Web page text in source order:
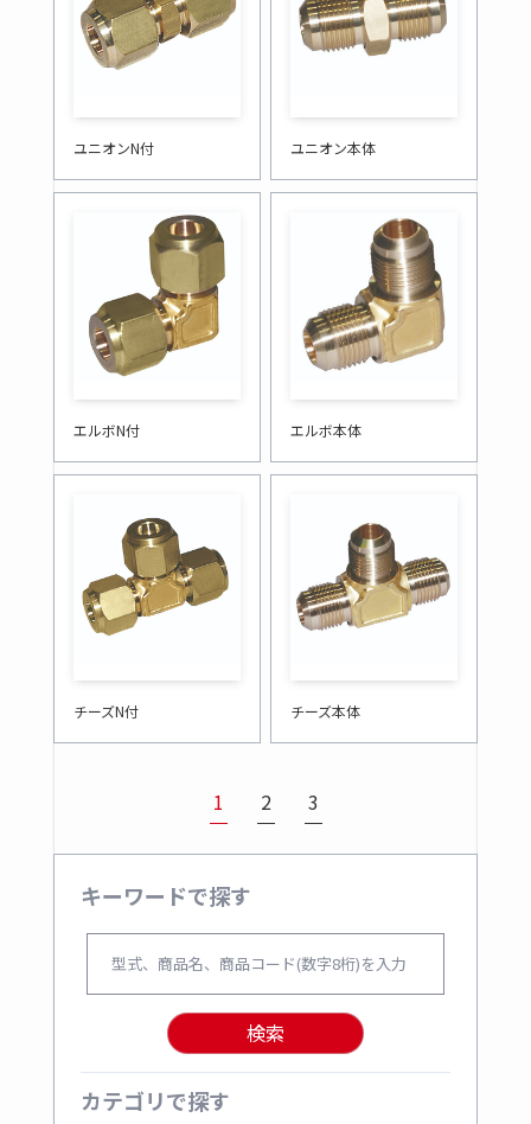
ユニオンN付 ユニオン本体
エルボN付 エルボ本体
チーズN付 チーズ本体
1 2 3
キーワードで探す
検索
カテゴリで探す